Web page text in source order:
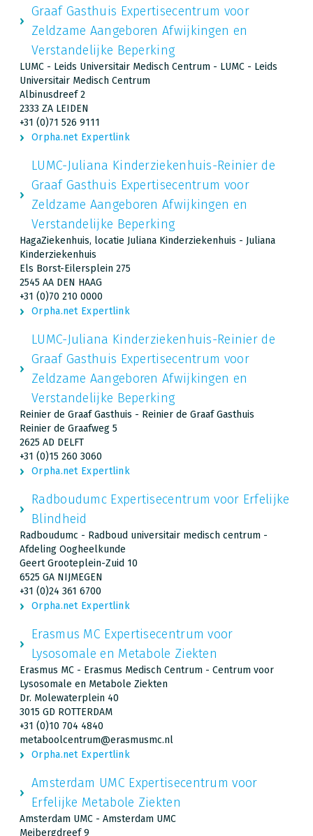
Graaf Gasthuis Expertisecentrum voor
Zeldzame Aangeboren Afwijkingen en
Verstandelijke Beperking
LUMC - Leids Universitair Medisch Centrum - LUMC - Leids
Universitair Medisch Centrum
Albinusdreef 2
2333 ZA LEIDEN
+31 (0)71 526 9111
Orpha.net Expertlink
LUMC-Juliana Kinderziekenhuis-Reinier de
Graaf Gasthuis Expertisecentrum voor
Zeldzame Aangeboren Afwijkingen en
Verstandelijke Beperking
HagaZiekenhuis, locatie Juliana Kinderziekenhuis - Juliana
Kinderziekenhuis
Els Borst-Eilersplein 275
2545 AA DEN HAAG
+31 (0)70 210 0000
Orpha.net Expertlink
LUMC-Juliana Kinderziekenhuis-Reinier de
Graaf Gasthuis Expertisecentrum voor
Zeldzame Aangeboren Afwijkingen en
Verstandelijke Beperking
Reinier de Graaf Gasthuis - Reinier de Graaf Gasthuis
Reinier de Graafweg 5
2625 AD DELFT
+31 (0)15 260 3060
Orpha.net Expertlink
Radboudumc Expertisecentrum voor Erfelijke
Blindheid
Radboudumc - Radboud universitair medisch centrum -
Afdeling Oogheelkunde
Geert Grooteplein-Zuid 10
6525 GA NIJMEGEN
+31 (0)24 361 6700
Orpha.net Expertlink
Erasmus MC Expertisecentrum voor
Lysosomale en Metabole Ziekten
Erasmus MC - Erasmus Medisch Centrum - Centrum voor
Lysosomale en Metabole Ziekten
Dr. Molewaterplein 40
3015 GD ROTTERDAM
+31 (0)10 704 4840
metaboolcentrum@erasmusmc.nl
Orpha.net Expertlink
Amsterdam UMC Expertisecentrum voor
Erfelijke Metabole Ziekten
Amsterdam UMC - Amsterdam UMC
Meibergdreef 9